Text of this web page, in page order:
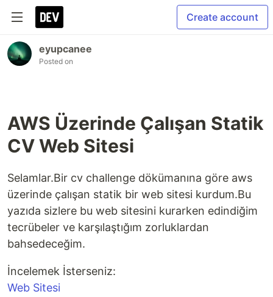
Create account
eyupcanee
Posted on
AWS Üzerinde Çalışan Statik
CV Web Sitesi
Selamlar.Bir cv challenge dökümanına göre aws
üzerinde çalışan statik bir web sitesi kurdum.Bu
yazıda sizlere bu web sitesini kurarken edindiğim
tecrübeler ve karşılaştığım zorluklardan
bahsedeceğim.
İncelemek İsterseniz:
Web Sitesi